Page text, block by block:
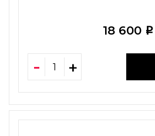
18 600 i